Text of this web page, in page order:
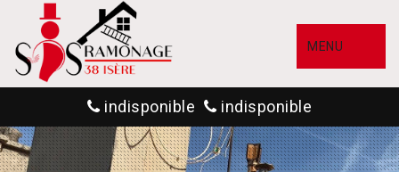
MENU
indisponible indisponible